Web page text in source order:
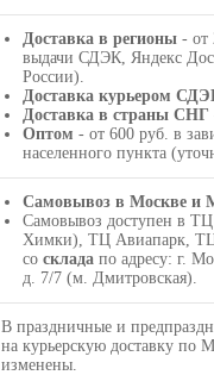
Доставка в регионы - от
выдачи СДЭК, Яндекс
России).
Доставка курьером
Доставка в страны СНГ
Оптом - от 600 руб. в
населенного пункта
Самовывоз в Москве и
Самовывоз доступен в
Химки), ТЦ Авиапарк,
со склада по адресу: г.
д. 7/7 (м. Дмитровская).
В праздничные и
на курьерскую доставку по
изменены.